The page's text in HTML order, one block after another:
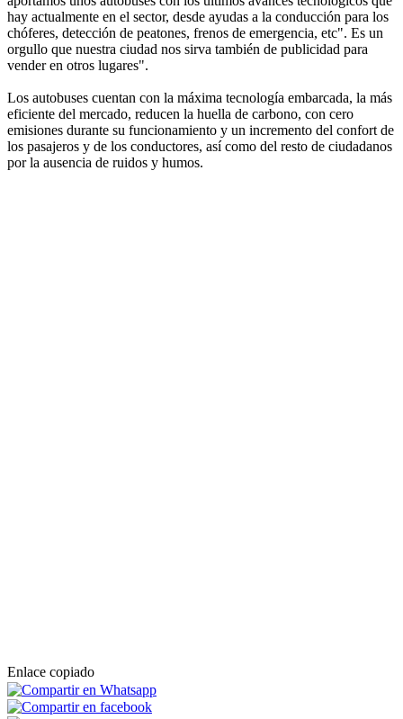
hay actualmente en el sector, desde ayudas a la conducción para los
chóferes, detección de peatones, frenos de emergencia, etc". Es un
orgullo que nuestra ciudad nos sirva también de publicidad para
vender en otros lugares".
Los autobuses cuentan con la máxima tecnología embarcada, la más
eficiente del mercado, reducen la huella de carbono, con cero
emisiones durante su funcionamiento y un incremento del confort de
los pasajeros y de los conductores, así como del resto de ciudadanos
por la ausencia de ruidos y humos.
Enlace copiado